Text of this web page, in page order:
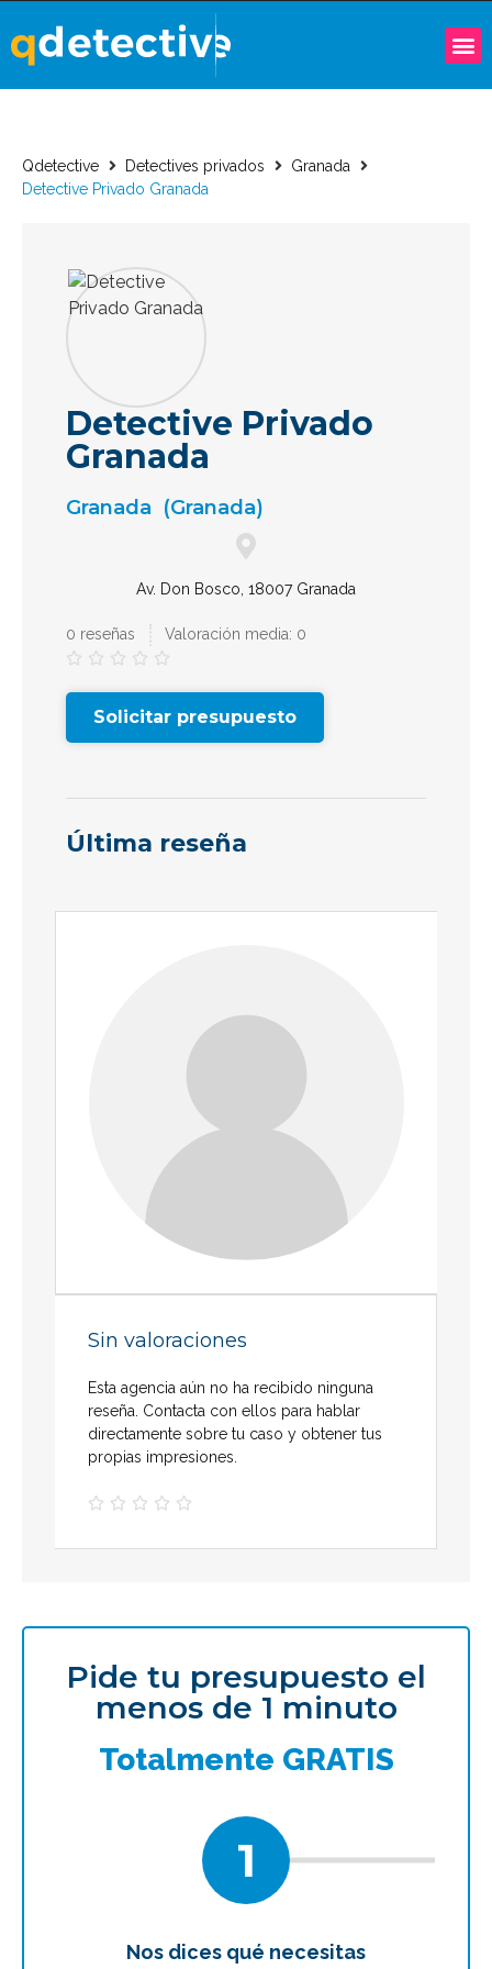
Qdetective Detectives privados
Granada
Detective Privado Granada
Detective Privado
Granada
Granada (Granada)
Av. Don Bosco, 18007 Granada
0 reseñas Valoración media: 0
    
Solicitar presupuesto
Última reseña
Sin valoraciones
Esta agencia aún no ha recibido ninguna
reseña. Contacta con ellos para hablar
directamente sobre tu caso y obtener tus
propias impresiones.
    
Pide tu presupuesto el
menos de 1 minuto
Totalmente GRATIS
1
Nos dices qué necesitas